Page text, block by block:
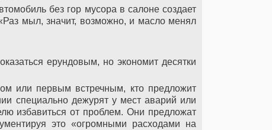
без гор мусора в салоне создает
мыл, значит, возможно, и масло менял
ерундовым, но экономит десятки
или первым встречным, кто предложит
специально дежурят у мест аварий или
избавиться от проблем. Они предложат
это «огромными расходами на